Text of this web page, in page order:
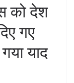
को देश
गए
याद